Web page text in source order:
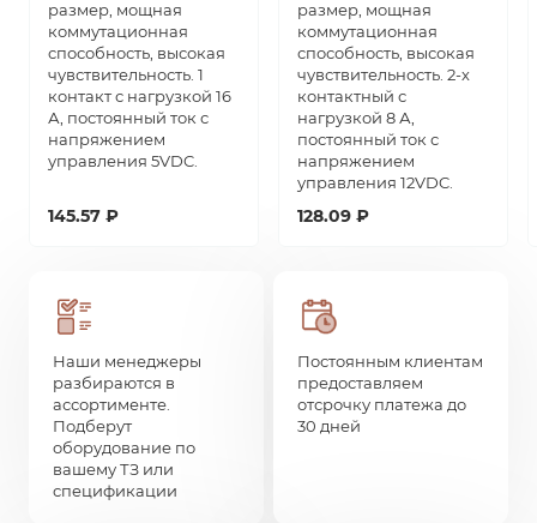
размер, мощная
коммутационная
способность, высокая
чувствительность. 1
контакт с нагрузкой 16
А, постоянный ток с
напряжением
управления 5VDC.
145.57 ₽
размер, мощная
коммутационная
способность, высокая
чувствительность. 2-х
контактный с
нагрузкой 8 А,
постоянный ток с
напряжением
управления 12VDC.
128.09 ₽
Наши менеджеры
разбираются в
ассортименте.
Подберут
оборудование по
вашему ТЗ или
спецификации
Постоянным клиентам
предоставляем
отсрочку платежа до
30 дней